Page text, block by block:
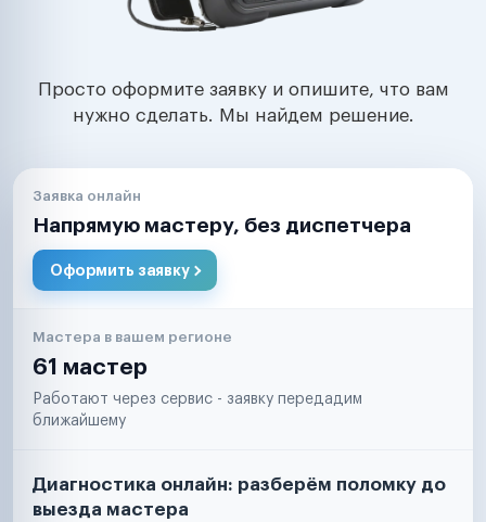
Просто оформите заявку и опишите, что вам
нужно сделать. Мы найдем решение.
Заявка онлайн
Напрямую мастеру, без диспетчера
Оформить заявку
Мастера в вашем регионе
61 мастер
Работают через сервис - заявку передадим
ближайшему
Диагностика онлайн: разберём поломку до
выезда мастера